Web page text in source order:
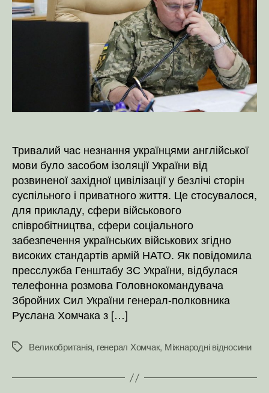
Тривалий час незнання українцями англійської
мови було засобом ізоляції України від
розвиненої західної цивілізації у безлічі сторін
суспільного і приватного життя. Це стосувалося,
для прикладу, сфери військового
співробітництва, сфери соціального
забезпечення українських військових згідно
високих стандартів армій НАТО. Як повідомила
пресслужба Генштабу ЗС України, відбулася
телефонна розмова Головнокомандувача
Збройних Сил України генерал-полковника
Руслана Хомчака з […]
ПозначкиВеликобританія, генерал Хомчак, Міжнародні відносини